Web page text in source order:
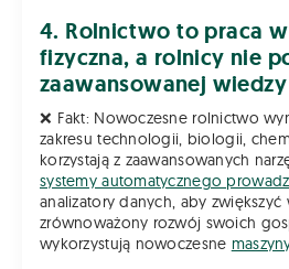
4. Rolnictwo to praca
fizyczna, a rolnicy nie
zaawansowanej wiedzy
❌ Fakt: Nowoczesne rolnictwo
zakresu technologii, biologii,
korzystają z zaawansowanych
systemy automatycznego
analizatory danych, aby zwiększyć
zrównoważony rozwój swoich
wykorzystują nowoczesne